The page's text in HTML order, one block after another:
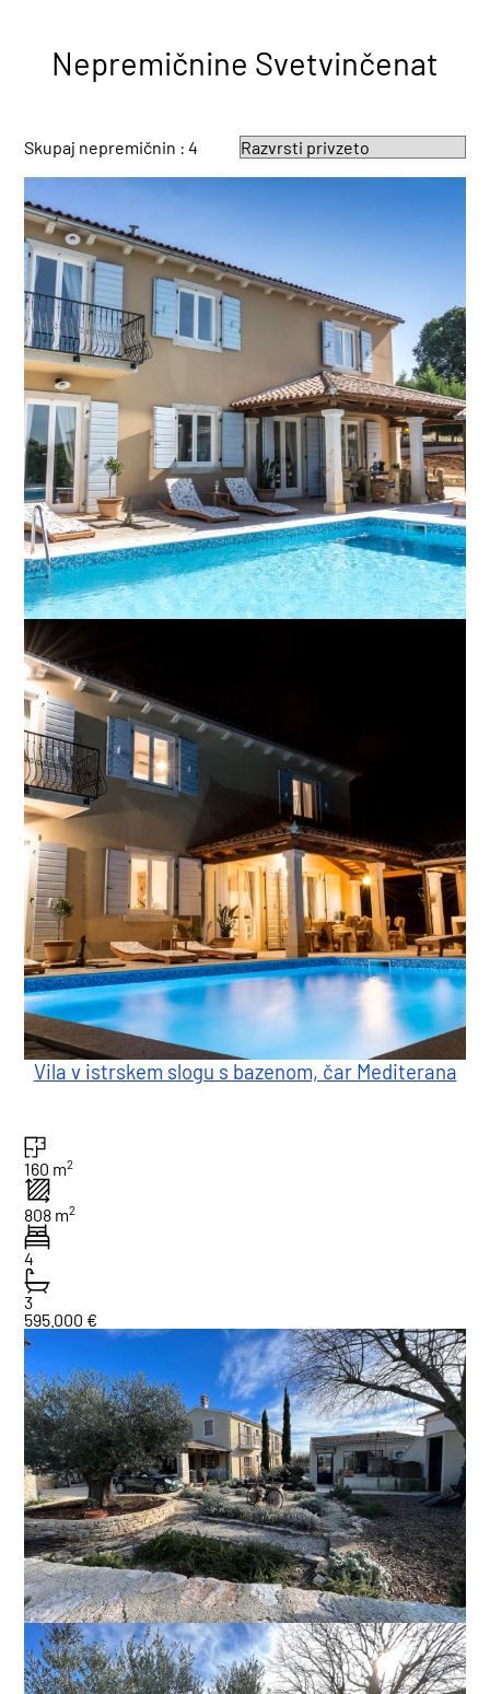
Nepremičnine Svetvinčenat
Skupaj nepremičnin : 4
Vila v istrskem slogu s bazenom, čar Mediterana
160 m2
808 m2
4
3
595.000 €